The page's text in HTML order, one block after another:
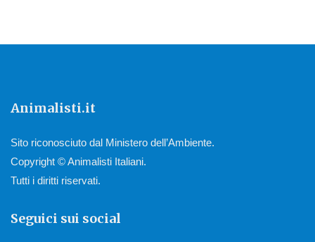
Animalisti.it
Sito riconosciuto dal Ministero dell’Ambiente.
Copyright © Animalisti Italiani.
Tutti i diritti riservati.
Seguici sui social